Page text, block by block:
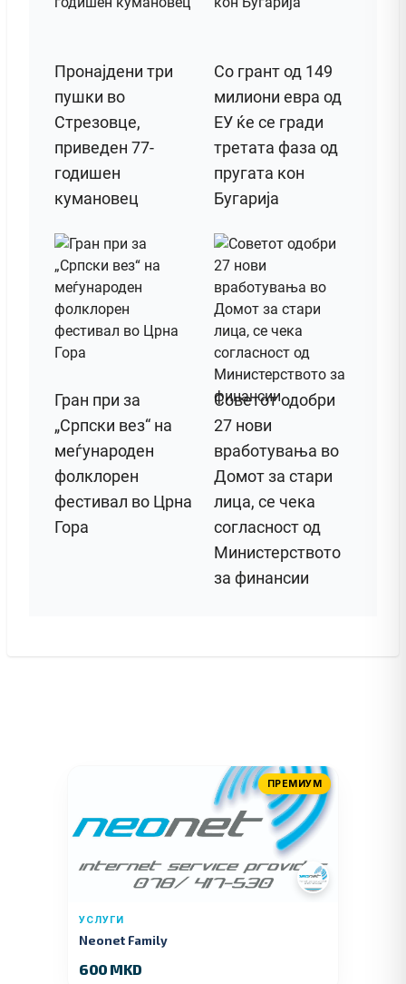
Пронајдени три
пушки во
Стрезовце,
приведен 77-
годишен
кумановец
Со грант од 149
милиони евра од
ЕУ ќе се гради
третата фаза од
пругата кон
Бугарија
Гран при за
„Српски вез“ на
меѓународен
фолклорен
фестивал во Црна
Гора
Советот одобри
27 нови
вработувања во
Домот за стари
лица, се чека
согласност од
Министерството
за финансии
ПРЕМИУМ
УСЛУГИ
Neonet Family
600 MKD